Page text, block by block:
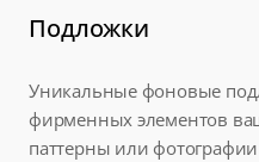
Подложки
Уникальные фоновые
фирменных элементов
паттерны или